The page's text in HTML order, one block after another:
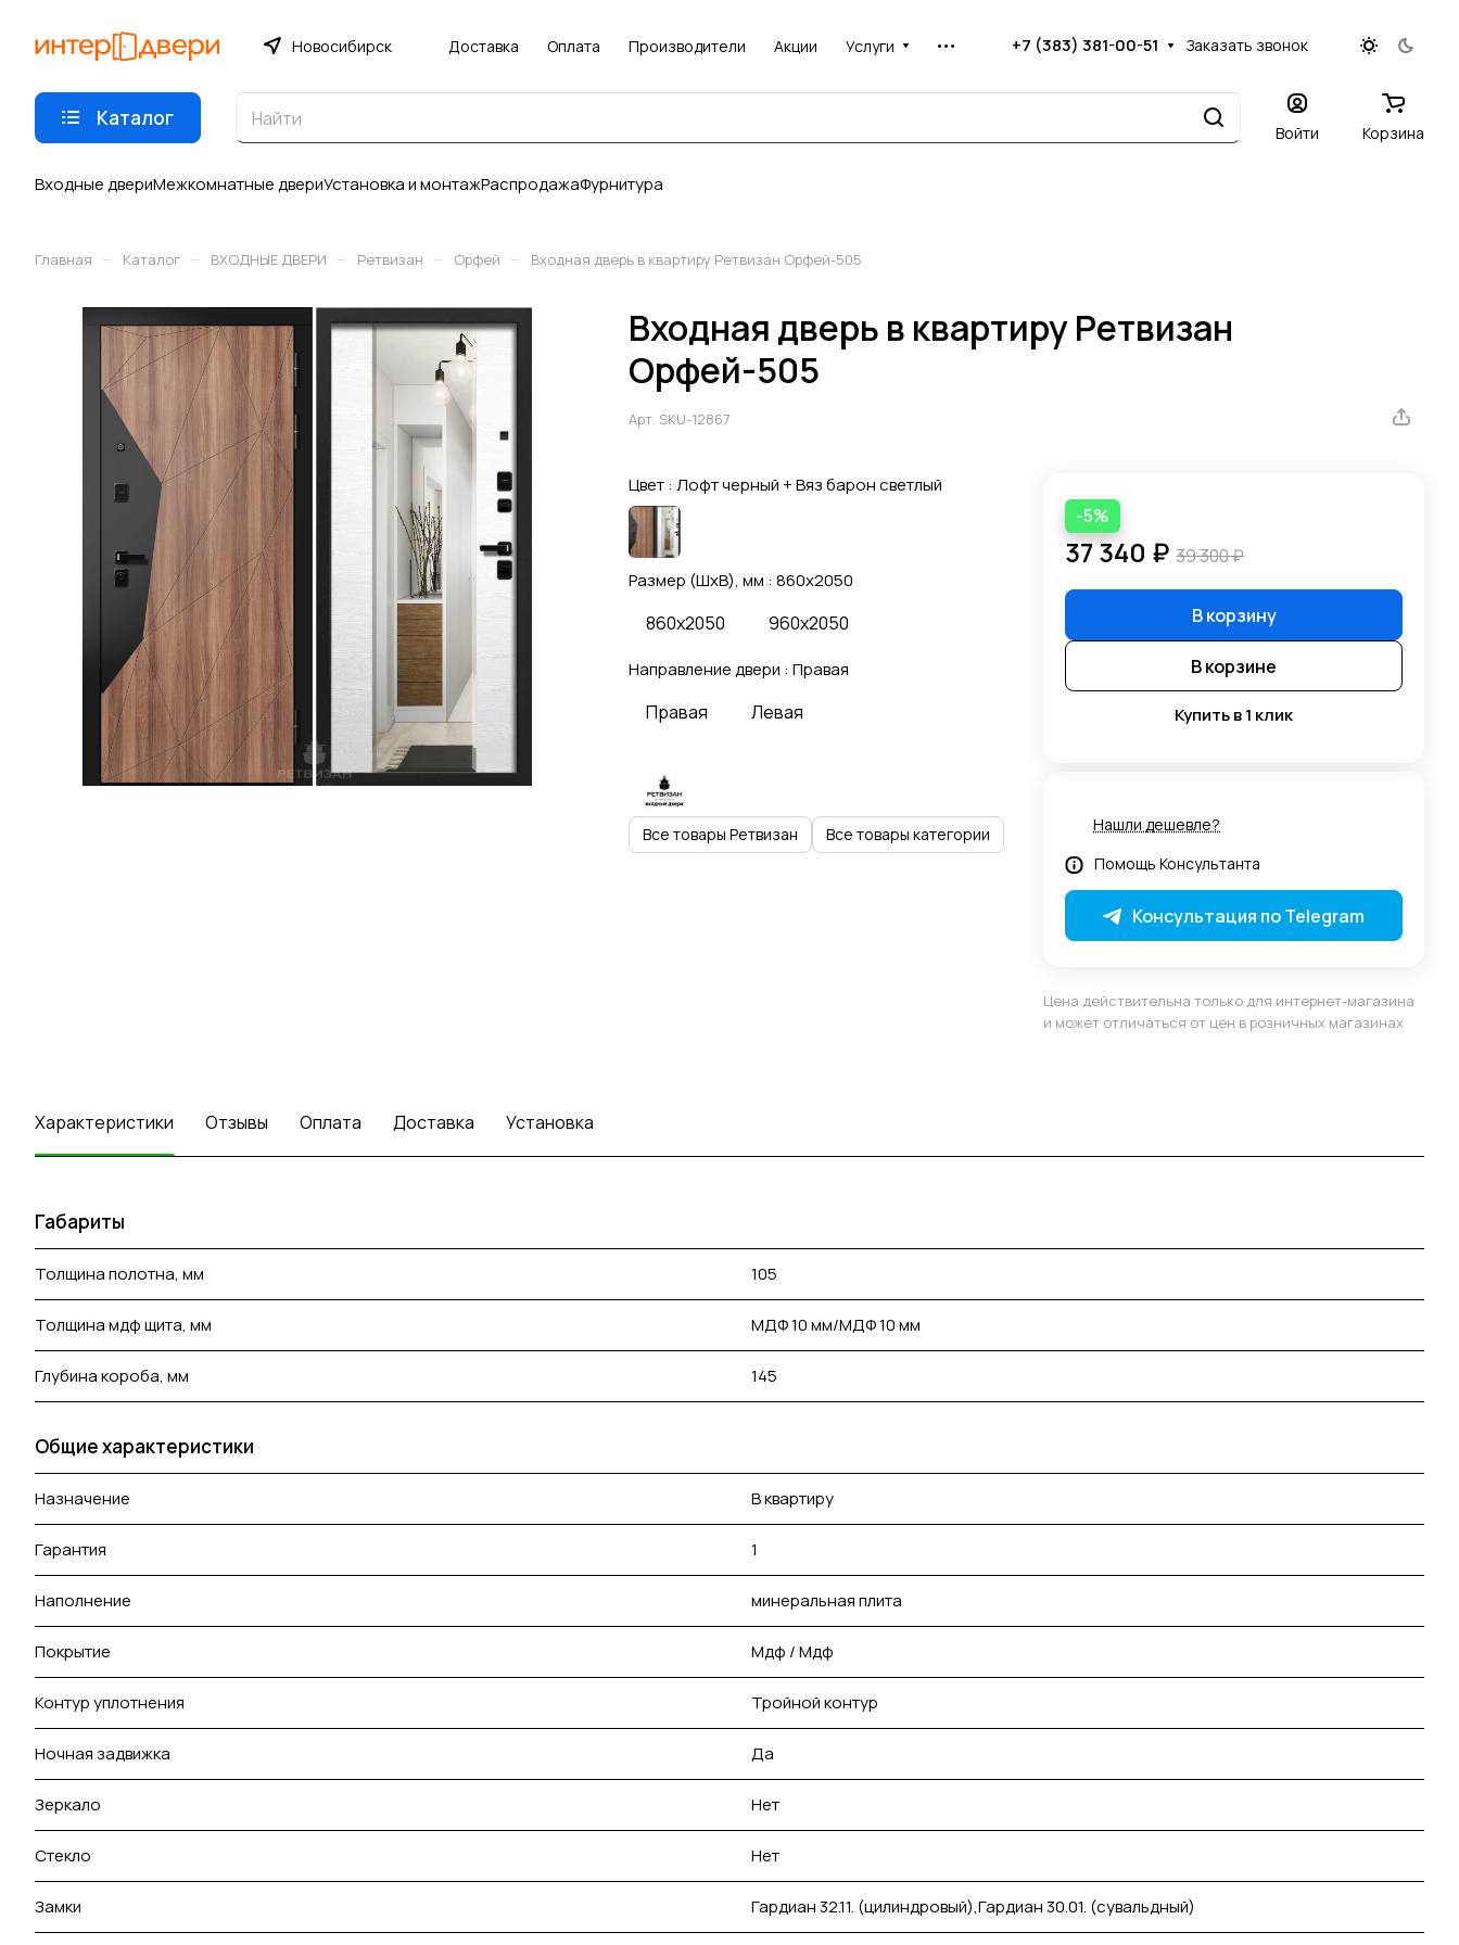
Новосибирск Доставка Оплата Производители Акции Услуги +7 (383) 381-00-51 Заказать звонок
Каталог
Войти Корзина
Входные двериМежкомнатные двериУстановка и монтажРаспродажаФурнитура
Главная – Каталог – ВХОДНЫЕ ДВЕРИ – Ретвизан – Орфей – Входная дверь в квартиру Ретвизан Орфей-505
Входная дверь в квартиру Ретвизан
Орфей-505
Арт. SKU-12867
Цвет : Лофт черный + Вяз барон светлый
Размер (ШхВ), мм : 860x2050
860x2050 960x2050
Направление двери : Правая
Правая Левая
Все товары Ретвизан Все товары категории
-5%
37 340 ₽ 39 300 ₽
В корзину
В корзине
Купить в 1 клик
Нашли дешевле?
Помощь Консультанта
Консультация по Telegram
Цена действительна только для интернет-магазина
и может отличаться от цен в розничных магазинах
Характеристики Отзывы Оплата Доставка Установка
Габариты
Толщина полотна, мм 105
Толщина мдф щита, мм МДФ 10 мм/МДФ 10 мм
Глубина короба, мм 145
Общие характеристики
Назначение В квартиру
Гарантия 1
Наполнение минеральная плита
Покрытие Мдф / Мдф
Контур уплотнения Тройной контур
Ночная задвижка Да
Зеркало Нет
Стекло Нет
Замки Гардиан 32.11. (цилиндровый),Гардиан 30.01. (сувальдный)